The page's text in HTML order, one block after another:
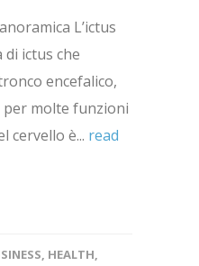
L’ictus
ictus che
encefalico,
per molte funzioni
cervello è... read
, HEALTH,